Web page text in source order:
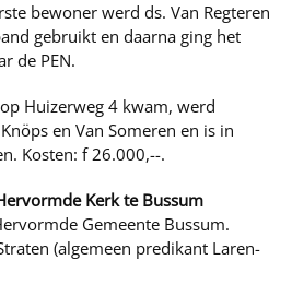
bewoner werd ds. Van Regteren
gebruikt en daarna ging het
de PEN.
Huizerweg 4 kwam, werd
en Van Someren en is in
Kosten: f 26.000,--.
Kerk te Bussum
Gemeente Bussum.
(algemeen predikant Laren-